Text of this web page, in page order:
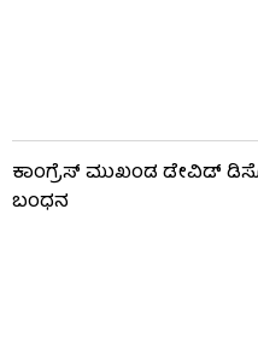
ಕಾಂಗ್ರೆಸ್ ಮುಖಂಡ ಡೇವಿಡ್
ಬಂಧನ